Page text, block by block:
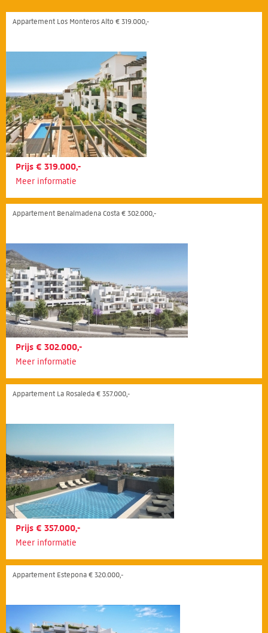
Appartement Los Monteros Alto € 319.000,-
Prijs € 319.000,-
Meer informatie
Appartement Benalmadena Costa € 302.000,-
Prijs € 302.000,-
Meer informatie
Appartement La Rosaleda € 357.000,-
Prijs € 357.000,-
Meer informatie
Appartement Estepona € 320.000,-